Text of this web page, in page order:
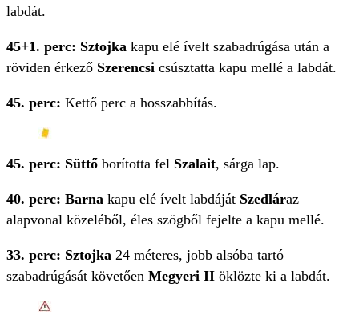
labdát.
45+1. perc: Sztojka kapu elé ívelt szabadrúgása után a
röviden érkező Szerencsi csúsztatta kapu mellé a labdát.
45. perc: Kettő perc a hosszabbítás.
45. perc: Süttő borította fel Szalait, sárga lap.
40. perc: Barna kapu elé ívelt labdáját Szedláraz
alapvonal közeléből, éles szögből fejelte a kapu mellé.
33. perc: Sztojka 24 méteres, jobb alsóba tartó
szabadrúgását követően Megyeri II öklözte ki a labdát.